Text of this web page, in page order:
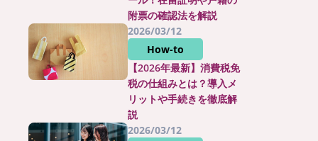
附票の確認法を解説
2026/03/12
How-to
【2026年最新】消費税免
税の仕組みとは？導入メ
リットや手続きを徹底解
説
2026/03/12